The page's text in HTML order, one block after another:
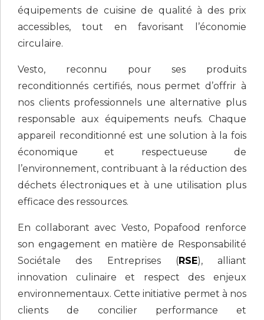
équipements de cuisine de qualité à des prix
accessibles, tout en favorisant l’économie
circulaire.
Vesto, reconnu pour ses produits
reconditionnés certifiés, nous permet d’offrir à
nos clients professionnels une alternative plus
responsable aux équipements neufs. Chaque
appareil reconditionné est une solution à la fois
économique et respectueuse de
l’environnement, contribuant à la réduction des
déchets électroniques et à une utilisation plus
efficace des ressources.
En collaborant avec Vesto, Popafood renforce
son engagement en matière de Responsabilité
Sociétale des Entreprises (RSE), alliant
innovation culinaire et respect des enjeux
environnementaux. Cette initiative permet à nos
clients de concilier performance et